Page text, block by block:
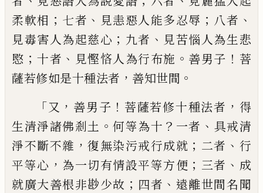
柔軟相 ； 七者 、 見恚惡人能多忍辱 ； 八者 、
見毒害人為起慈心 ； 九者 、 見苦惱人為生悲
愍 ； 十者 、 見慳悋人為行布施 。 善男子 ！ 菩
薩若修如是十種法者 ， 善知世間 。
「又 ， 善男子 ！ 菩薩若修十種法者 ， 得
生清淨諸佛剎土 。何等為十 ？ 一者 、 具戒清
淨不斷不雜 ，復無染污戒行成就 ； 二者 、 行
平等心 ， 為一切有情設平等方便 ； 三者 、 成
就廣大善根非尠少故 ； 四者 、 遠離世間名聞